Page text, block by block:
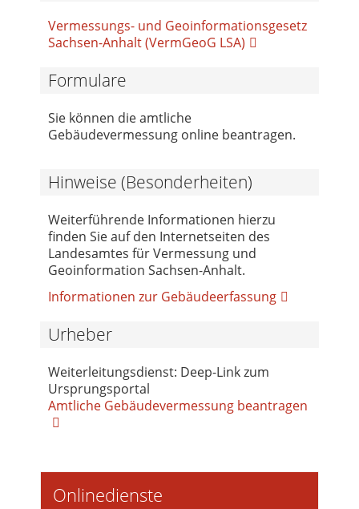
Vermessungs- und Geoinformationsgesetz
Sachsen-Anhalt (VermGeoG LSA)
Formulare
Sie können die amtliche
Gebäudevermessung online beantragen.
Hinweise (Besonderheiten)
Weiterführende Informationen hierzu
finden Sie auf den Internetseiten des
Landesamtes für Vermessung und
Geoinformation Sachsen-Anhalt.
Informationen zur Gebäudeerfassung
Urheber
Weiterleitungsdienst: Deep-Link zum
Ursprungsportal
Amtliche Gebäudevermessung beantragen
Onlinedienste